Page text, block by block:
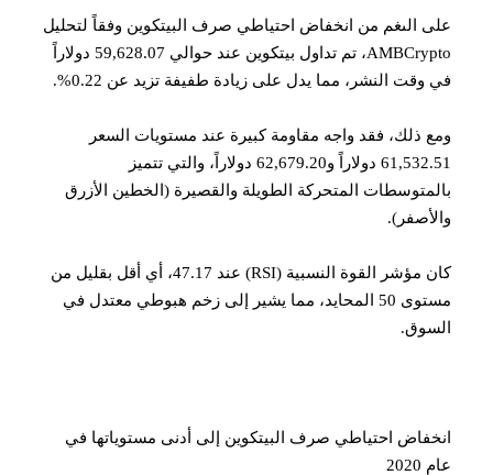
على الىغم من انخفاض احتياطي صرف البيتكوين وفقاً لتحليل
AMBCrypto، تم تداول بيتكوين عند حوالي 59,628.07 دولاراً
في وقت النشر، مما يدل على زيادة طفيفة تزيد عن 0.22%.
ومع ذلك، فقد واجه مقاومة كبيرة عند مستويات السعر
61,532.51 دولاراً و62,679.20 دولاراً، والتي تتميز
بالمتوسطات المتحركة الطويلة والقصيرة (الخطين الأزرق
والأصفر).
كان مؤشر القوة النسبية (RSI) عند 47.17، أي أقل بقليل من
مستوى 50 المحايد، مما يشير إلى زخم هبوطي معتدل في
السوق.
انخفاض احتياطي صرف البيتكوين إلى أدنى مستوياتها في
عام 2020